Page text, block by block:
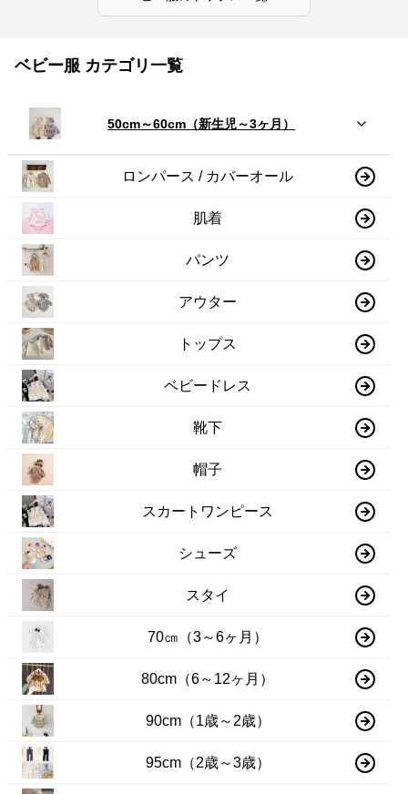
ベビー服 カテゴリ一覧
50cm～60cm（新生児～3ヶ月）
ロンパース / カバーオール
肌着
パンツ
アウター
トップス
ベビードレス
靴下
帽子
スカートワンピース
シューズ
スタイ
70㎝（3～6ヶ月）
80cm（6～12ヶ月）
90cm（1歳～2歳）
95cm（2歳～3歳）